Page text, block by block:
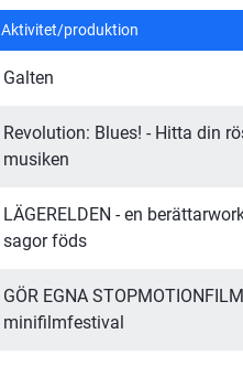
Aktivitet/produktion
Galten
Revolution: Blues! - Hitta din
musiken
LÄGERELDEN - en
sagor föds
GÖR EGNA
minifilmfestival